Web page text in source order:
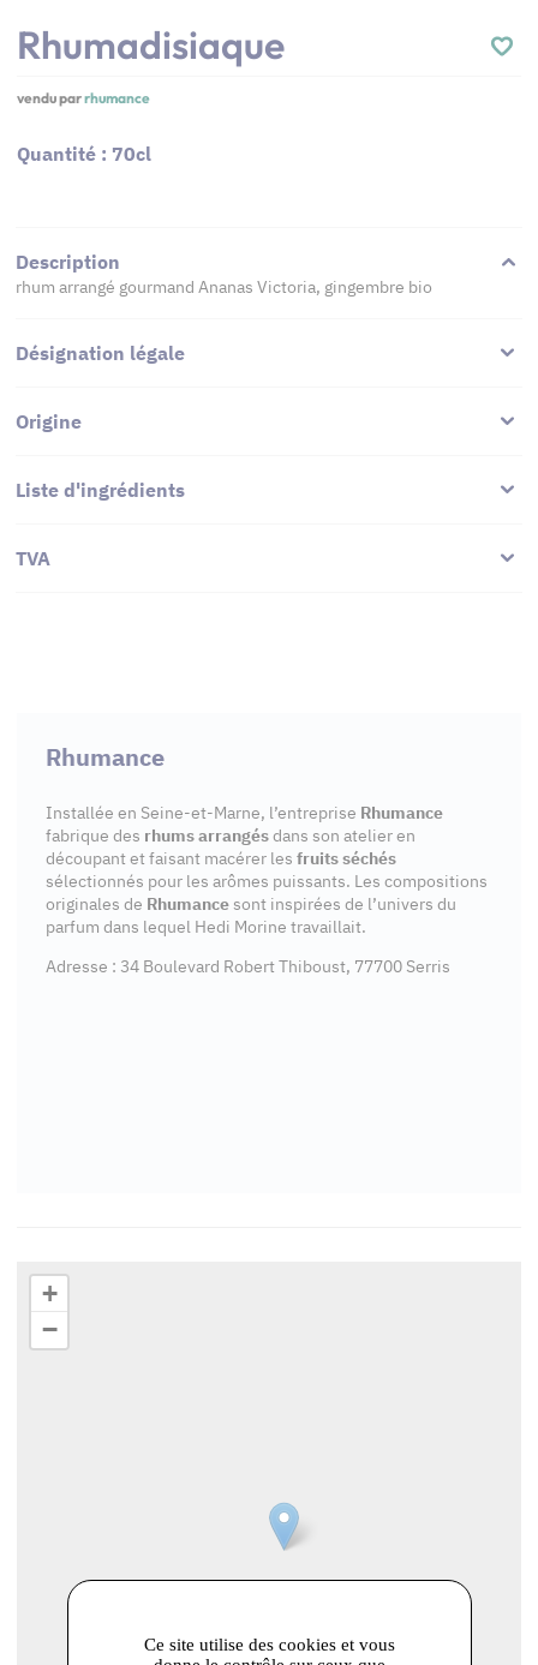
Rhumadisiaque
vendu parrhumance
Quantité : 70cl
Description
rhum arrangé gourmand Ananas Victoria, gingembre bio
Désignation légale
Origine
Liste d'ingrédients
TVA
Rhumance
Installée en Seine-et-Marne, l’entreprise Rhumance
fabrique des rhums arrangésdans son atelier en
découpant et faisant macérer les fruits séchés
sélectionnés pour les arômes puissants. Les compositions
originales de Rhumance sont inspirées de l’univers du
parfum dans lequel Hedi Morine travaillait.
Adresse : 34 Boulevard Robert Thiboust, 77700 Serris
+
−
Ce site utilise des cookies et vous